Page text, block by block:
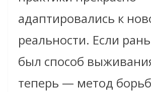
адаптировались к
реальности. Если
был способ
теперь — метод